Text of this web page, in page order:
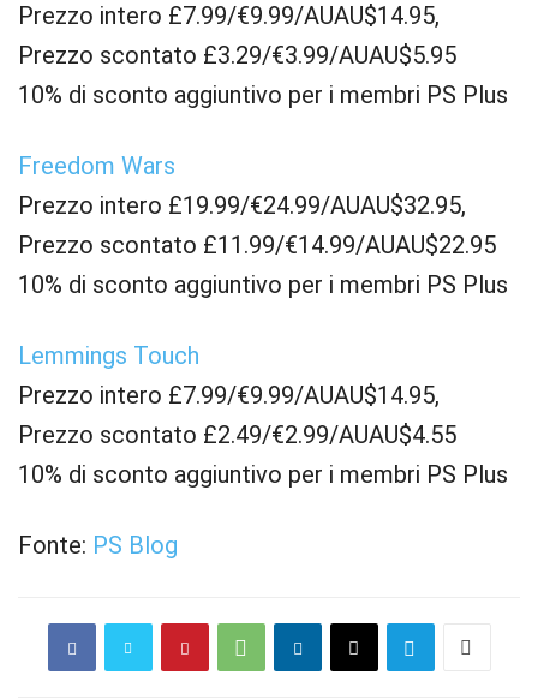
Prezzo intero £7.99/€9.99/AUAU$14.95,
Prezzo scontato £3.29/€3.99/AUAU$5.95
10% di sconto aggiuntivo per i membri PS Plus
Freedom Wars
Prezzo intero £19.99/€24.99/AUAU$32.95,
Prezzo scontato £11.99/€14.99/AUAU$22.95
10% di sconto aggiuntivo per i membri PS Plus
Lemmings Touch
Prezzo intero £7.99/€9.99/AUAU$14.95,
Prezzo scontato £2.49/€2.99/AUAU$4.55
10% di sconto aggiuntivo per i membri PS Plus
Fonte: PS Blog